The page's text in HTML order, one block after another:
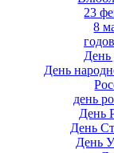
23
8
День
День
день
День
День
День